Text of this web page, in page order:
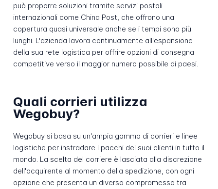
può proporre soluzioni tramite servizi postali
internazionali come China Post, che offrono una
copertura quasi universale anche se i tempi sono più
lunghi. L'azienda lavora continuamente all'espansione
della sua rete logistica per offrire opzioni di consegna
competitive verso il maggior numero possibile di paesi.
Quali corrieri utilizza
Wegobuy?
Wegobuy si basa su un'ampia gamma di corrieri e linee
logistiche per instradare i pacchi dei suoi clienti in tutto il
mondo. La scelta del corriere è lasciata alla discrezione
dell'acquirente al momento della spedizione, con ogni
opzione che presenta un diverso compromesso tra